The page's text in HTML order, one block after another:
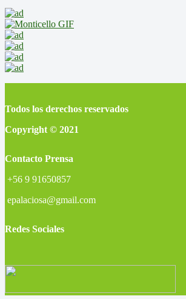
Todos los derechos reservados
Copyright © 2021
Contacto Prensa
+56 9 91650857
epalaciosa@gmail.com
Redes Sociales